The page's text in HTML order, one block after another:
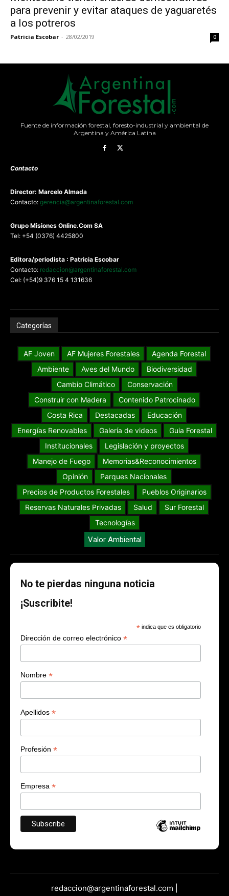
para prevenir y evitar ataques de yaguaretés
a los potreros
Patricia Escobar - 28/02/2019 0
Fuente de información forestal, foresto-industrial y ambiental de
Argentina y América Latina
Contacto
Director: Marcelo Almada
Contacto: gerencia@argentinaforestal.com
Grupo Misiones Online.Com SA
Tel: +54 (0376) 4425800
Editora/periodista : Patricia Escobar
Contacto: redaccion@argentinaforestal.com
Cel: (+54)9 376 15 4 131636
Categorías
AF Joven AF Mujeres Forestales
Agenda Forestal
Ambiente
Aves del Mundo
Biodiversidad
Cambio Climático
Conservación
Construir con Madera
Contenido Patrocinado
Costa Rica
Destacadas
Educación
Energías Renovables
Galería de videos
Guia Forestal
Institucionales
Legislación y proyectos
Manejo de Fuego
Memorias&Reconocimientos
Opinión
Parques Nacionales
Precios de Productos Forestales
Pueblos Originarios
Reservas Naturales Privadas
Salud
Sur Forestal
Tecnologías
Valor Ambiental
No te pierdas ninguna noticia
¡Suscribite!
* indica que es obligatorio
Dirección de correo electrónico *
Nombre *
Apellidos *
Profesión *
Empresa *
redaccion@argentinaforestal.com |